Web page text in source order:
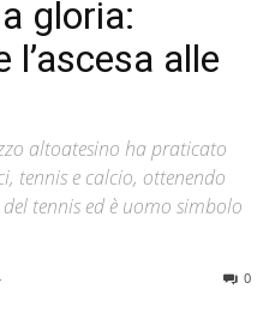
gloria:
l’ascesa alle
altoatesino ha praticato
tennis e calcio, ottenendo
tennis ed è uomo simbolo
0